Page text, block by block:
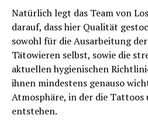
Natürlich legt das Team von
darauf, dass hier Qualität
sowohl für die Ausarbeitung
Tätowieren selbst, sowie die
aktuellen hygienischen
ihnen mindestens genauso
Atmosphäre, in der die Tattoos
entstehen.